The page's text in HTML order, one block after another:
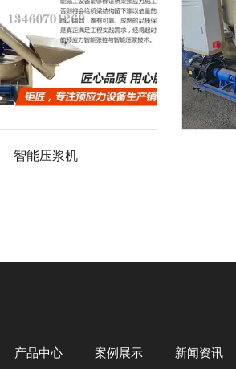
智能压浆机
产品中心 案例展示 新闻资讯